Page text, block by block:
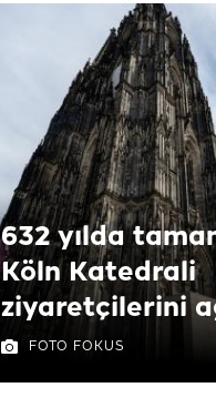
632 yılda
Köln Katedrali
ziyaretçilerini
FOTO FOKUS